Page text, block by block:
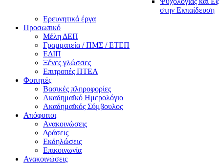
στην Εκπαίδευση
Ερευνητικά έργα
Προσωπικό
Μέλη ΔΕΠ
Γραμματεία / ΠΜΣ / ΕΤΕΠ
ΕΔΙΠ
Ξένες γλώσσες
Επιτροπές ΠΤΕΑ
Φοιτητές
Βασικές πληροφορίες
Ακαδημαϊκό Ημερολόγιο
Ακαδημαϊκός Σύμβουλος
Απόφοιτοι
Ανακοινώσεις
Δράσεις
Εκδηλώσεις
Επικοινωνία
Ανακοινώσεις